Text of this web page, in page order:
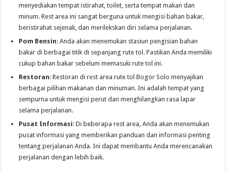
menyediakan tempat istirahat, toilet, serta tempat makan dan
minum. Rest area ini sangat berguna untuk mengisi bahan bakar,
beristirahat sejenak, dan merilekskan diri selama perjalanan.
Pom Bensin: Anda akan menemukan stasiun pengisian bahan
bakar di berbagai titik di sepanjang rute tol. Pastikan Anda memiliki
cukup bahan bakar sebelum memasuki rute tol ini.
Restoran: Restoran di rest area rute tol Bogor Solo menyajikan
berbagai pilihan makanan dan minuman. Ini adalah tempat yang
sempurna untuk mengisi perut dan menghilangkan rasa lapar
selama perjalanan.
Pusat Informasi: Di beberapa rest area, Anda akan menemukan
pusat informasi yang memberikan panduan dan informasi penting
tentang perjalanan Anda. Ini dapat membantu Anda merencanakan
perjalanan dengan lebih baik.